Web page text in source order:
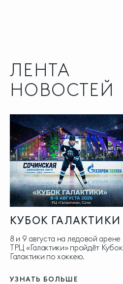
ЛЕНТА
НОВОСТЕЙ
КУБОК ГАЛАКТИКИ
8 и 9 августа на ледовой арене
ТРЦ «Галактики» пройдёт Кубок
Галактики по хоккею.
УЗНАТЬ БОЛЬШЕ